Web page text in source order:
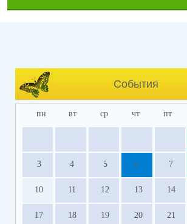
События
пн вт ср чт пт
3 4 5 6 7
10 11 12 13 14
17 18 19 20 21